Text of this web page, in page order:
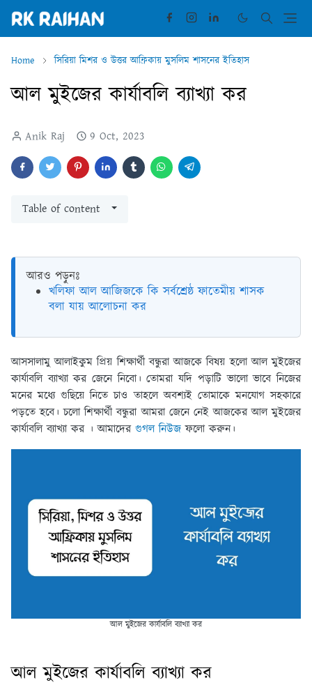
Home সিরিয়া মিশর ও উত্তর আফ্রিকায় মুসলিম শাসনের ইতিহাস
আল মুইজের কার্যাবলি ব্যাখ্যা কর
Anik Raj 9 Oct, 2023
Table of content
আরও পড়ুনঃ
খলিফা আল আজিজকে কি সর্বশ্রেষ্ঠ ফাতেমীয় শাসক
বলা যায় আলোচনা কর
আসসালামু আলাইকুম প্রিয় শিক্ষার্থী বন্ধুরা আজকে বিষয় হলো আল মুইজের
কার্যাবলি ব্যাখ্যা কর জেনে নিবো। তোমরা যদি পড়াটি ভালো ভাবে নিজের
মনের মধ্যে গুছিয়ে নিতে চাও তাহলে অবশ্যই তোমাকে মনযোগ সহকারে
পড়তে হবে। চলো শিক্ষার্থী বন্ধুরা আমরা জেনে নেই আজকের আল মুইজের
কার্যাবলি ব্যাখ্যা কর । আমাদের গুগল নিউজ ফলো করুন।
আল মুইজের কার্যাবলি ব্যাখ্যা কর
আল মুইজের কার্যাবলি ব্যাখ্যা কর